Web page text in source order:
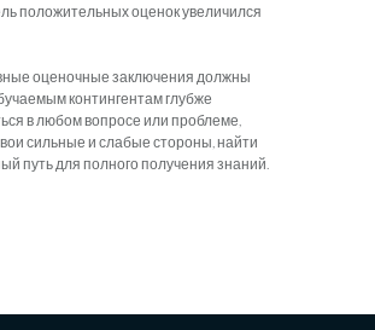
положительных оценок увеличился
оценочные заключения должны
контингентам глубже
в любом вопросе или проблеме,
сильные и слабые стороны, найти
путь для полного получения знаний.